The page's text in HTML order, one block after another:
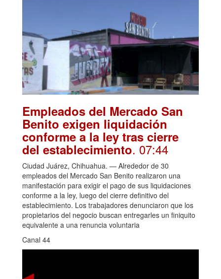
Empleados del Mercado San
Benito exigen liquidación
conforme a la ley tras cierre
del establecimiento. 07:44
Ciudad Juárez, Chihuahua. — Alrededor de 30
empleados del Mercado San Benito realizaron una
manifestación para exigir el pago de sus liquidaciones
conforme a la ley, luego del cierre definitivo del
establecimiento. Los trabajadores denunciaron que los
propietarios del negocio buscan entregarles un finiquito
equivalente a una renuncia voluntaria
Canal 44